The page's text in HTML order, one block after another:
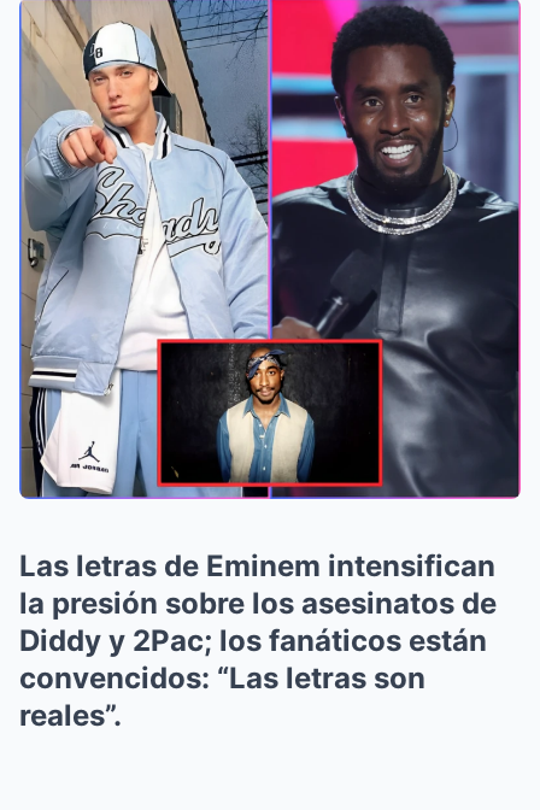
Las letras de Eminem intensifican
la presión sobre los asesinatos de
Diddy y 2Pac; los fanáticos están
convencidos: “Las letras son
reales”.